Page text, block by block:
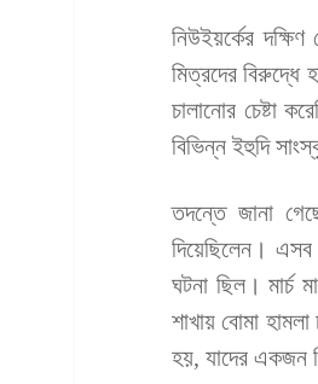
নিউইয়র্কের
মিত্রদের বিরুদ্ধে
চালানোর চেষ্টা
বিভিন্ন ইহুদি
তদন্তে জানা
দিয়েছিলেন। এসব
ঘটনা ছিল। মার্চ
শাখায় বোমা
হয়, যাদের একজন